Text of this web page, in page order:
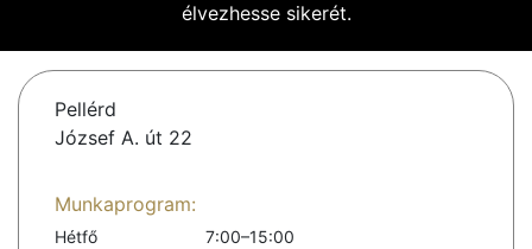
élvezhesse sikerét.
Pellérd
József A. út 22
Munkaprogram:
Hétfő
7:00–15:00